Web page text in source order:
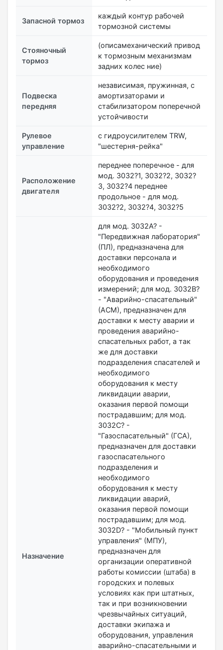
Запасной тормоз
каждый контур рабочей
тормозной системы
Стояночный
тормоз
(описамеханический привод
к тормозным механизмам
задних колес ние)
Подвеска
передняя
независимая, пружинная, с
амортизаторами и
стабилизатором поперечной
устойчивости
Рулевое
управление
с гидроусилителем TRW,
"шестерня-рейка"
Расположение
двигателя
переднее поперечное - для
мод. 3032?1, 3032?2, 3032?
3, 3032?4 переднее
продольное - для мод.
3032?2, 3032?4, 3032?5
Назначение
для мод. 3032А? -
"Передвижная лаборатория"
(ПЛ), предназначена для
доставки персонала и
необходимого
оборудования и проведения
измерений; для мод. 3032B?
- "Аварийно-спасательный"
(АСМ), предназначен для
доставки к месту аварии и
проведения аварийно-
спасательных работ, а так
же для доставки
подразделения спасателей и
необходимого
оборудования к месту
ликвидации аварии,
оказания первой помощи
пострадавшим; для мод.
3032С? -
"Газоспасательный" (ГСА),
предназначен для доставки
газоспасательного
подразделения и
необходимого
оборудования к месту
ликвидации аварий,
оказания первой помощи
пострадавшим; для мод.
3032D? - "Мобильный пункт
управления" (МПУ),
предназначен для
организации оперативной
работы комиссии (штаба) в
городских и полевых
условиях как при штатных,
так и при возникновении
чрезвычайных ситуаций,
доставки экипажа и
оборудования, управления
аварийно-спасательными и